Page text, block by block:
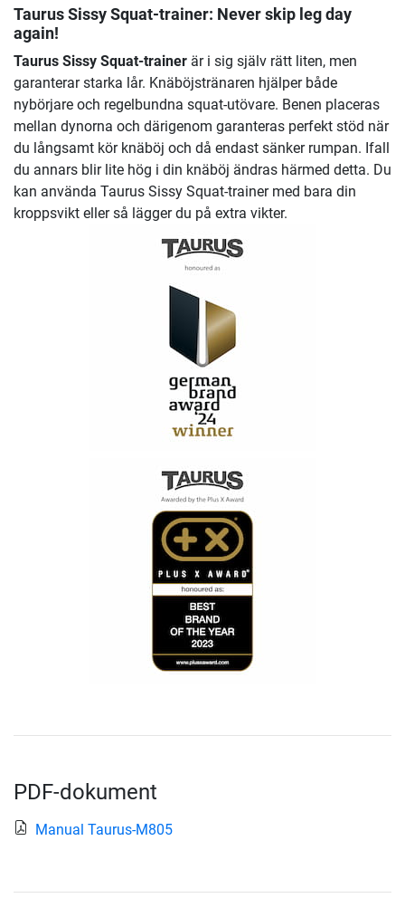
Taurus Sissy Squat-trainer: Never skip leg day
again!
Taurus Sissy Squat-trainer är i sig själv rätt liten, men
garanterar starka lår. Knäböjstränaren hjälper både
nybörjare och regelbundna squat-utövare. Benen placeras
mellan dynorna och därigenom garanteras perfekt stöd när
du långsamt kör knäböj och då endast sänker rumpan. Ifall
du annars blir lite hög i din knäböj ändras härmed detta. Du
kan använda Taurus Sissy Squat-trainer med bara din
kroppsvikt eller så lägger du på extra vikter.
PDF-dokument
Manual Taurus-M805